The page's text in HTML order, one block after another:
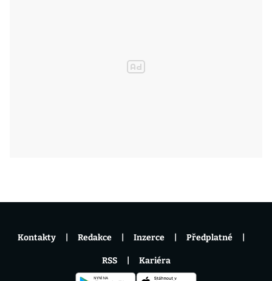
Kontakty Redakce Inzerce Předplatné
RSS Kariéra